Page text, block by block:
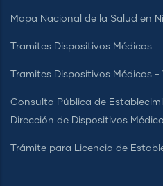
Mapa Nacional de la Salud en
Tramites Dispositivos Médicos
Tramites Dispositivos Médicos -
Consulta Pública de
Dirección de Dispositivos
Trámite para Licencia de